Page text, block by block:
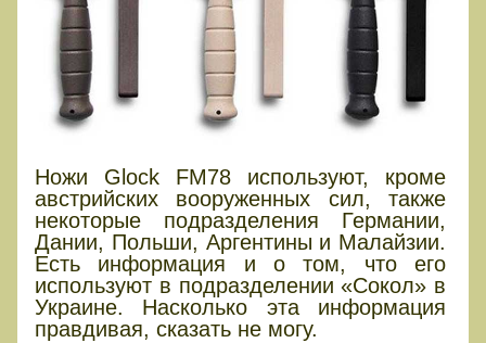
Ножи Glock FM78 используют, кроме
австрийских вооруженных сил, также
некоторые подразделения Германии,
Дании, Польши, Аргентины и Малайзии.
Есть информация и о том, что его
используют в подразделении «Сокол» в
Украине. Насколько эта информация
правдивая, сказать не могу.